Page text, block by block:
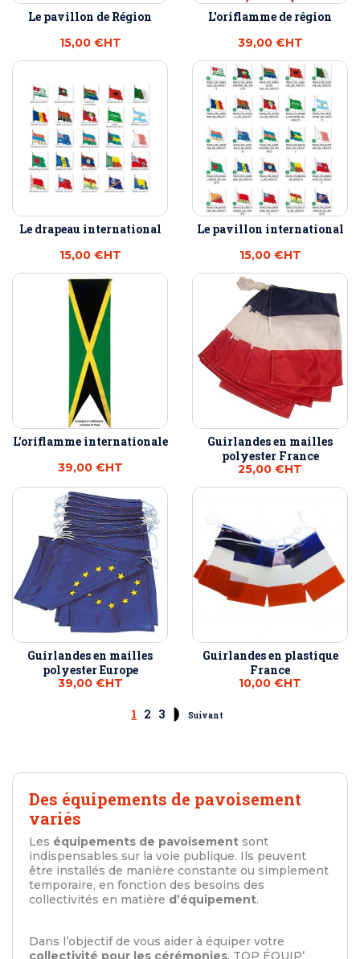
Le pavillon de Région
15,00 €HT
L'oriflamme de région
39,00 €HT
Le drapeau international
15,00 €HT
Le pavillon international
15,00 €HT
L'oriflamme internationale
39,00 €HT
Guirlandes en mailles
polyester France
25,00 €HT
Guirlandes en mailles
polyester Europe
39,00 €HT
Guirlandes en plastique
France
10,00 €HT
1 2 3 Suivant
Des équipements de pavoisement
variés
Les équipements de pavoisement sont
indispensables sur la voie publique. Ils peuvent
être installés de manière constante ou simplement
temporaire, en fonction des besoins des
collectivités en matière d’équipement.
Dans l’objectif de vous aider à équiper votre
collectivité pour les cérémonies, TOP ÉQUIP’